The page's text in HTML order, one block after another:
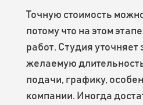
Точную стоимость
потому что на этом
работ. Студия
желаемую
подачи, графику,
компании. Иногда